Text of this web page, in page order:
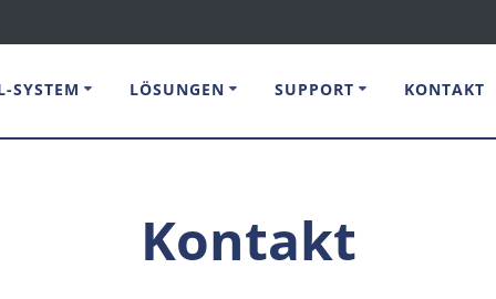
SYSTEM LÖSUNGEN SUPPORT KONTAKT
Kontakt